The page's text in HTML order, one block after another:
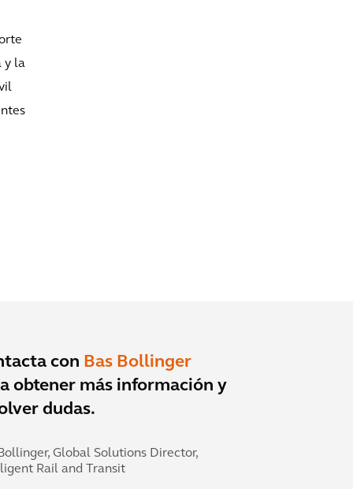
y la
con Bas Bollinger
obtener más información y
dudas.
Global Solutions Director,
Rail and Transit